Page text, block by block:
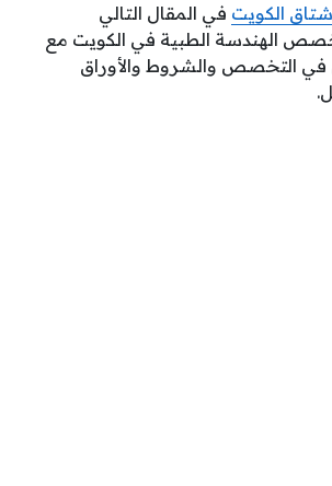
الكويت في المقال التالي
الهندسة الطبية في الكويت مع
في التخصص والشروط والأوراق